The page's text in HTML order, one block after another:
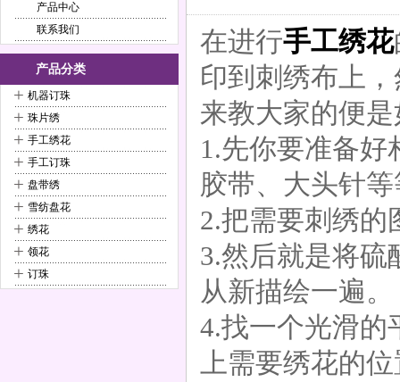
产品中心
联系我们
产品分类
+ 机器订珠
+ 珠片绣
+ 手工绣花
+ 手工订珠
+ 盘带绣
+ 雪纺盘花
+ 绣花
+ 领花
+ 订珠
在进行手工绣花
印到刺绣布上
来教大家的便
1.先你要准备
胶带、大头针
2.把需要刺绣的
3.然后就是将硫
从新描绘一遍。
4.找一个光滑的
上需要绣花的